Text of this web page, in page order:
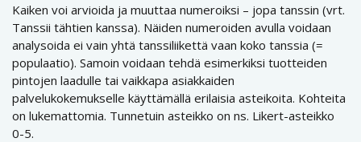
Kaiken voi arvioida ja muuttaa numeroiksi – jopa tanssin (vrt.
Tanssii tähtien kanssa). Näiden numeroiden avulla voidaan
analysoida ei vain yhtä tanssiliikettä vaan koko tanssia (=
populaatio). Samoin voidaan tehdä esimerkiksi tuotteiden
pintojen laadulle tai vaikkapa asiakkaiden
palvelukokemukselle käyttämällä erilaisia asteikoita. Kohteita
on lukemattomia. Tunnetuin asteikko on ns. Likert-asteikko
0-5.